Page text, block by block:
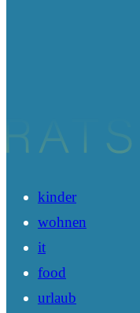
kinder
wohnen
it
food
urlaub